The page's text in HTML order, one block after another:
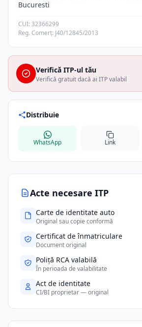
Acte necesare ITP
Carte de identitate auto
Original sau copie conformă
Certificat de înmatriculare
Document original
Poliță RCA valabilă
În perioada de valabilitate
Act de identitate
CI/BI proprietar — original
Bucuresti
CUI: 32366299
Reg. Comerț: J40/12845/2013
Verifică ITP-ul tău
Verifică gratuit dacă ai ITP valabil
Distribuie
WhatsApp Link